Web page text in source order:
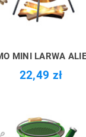
MINI LARWA
22,49 zł